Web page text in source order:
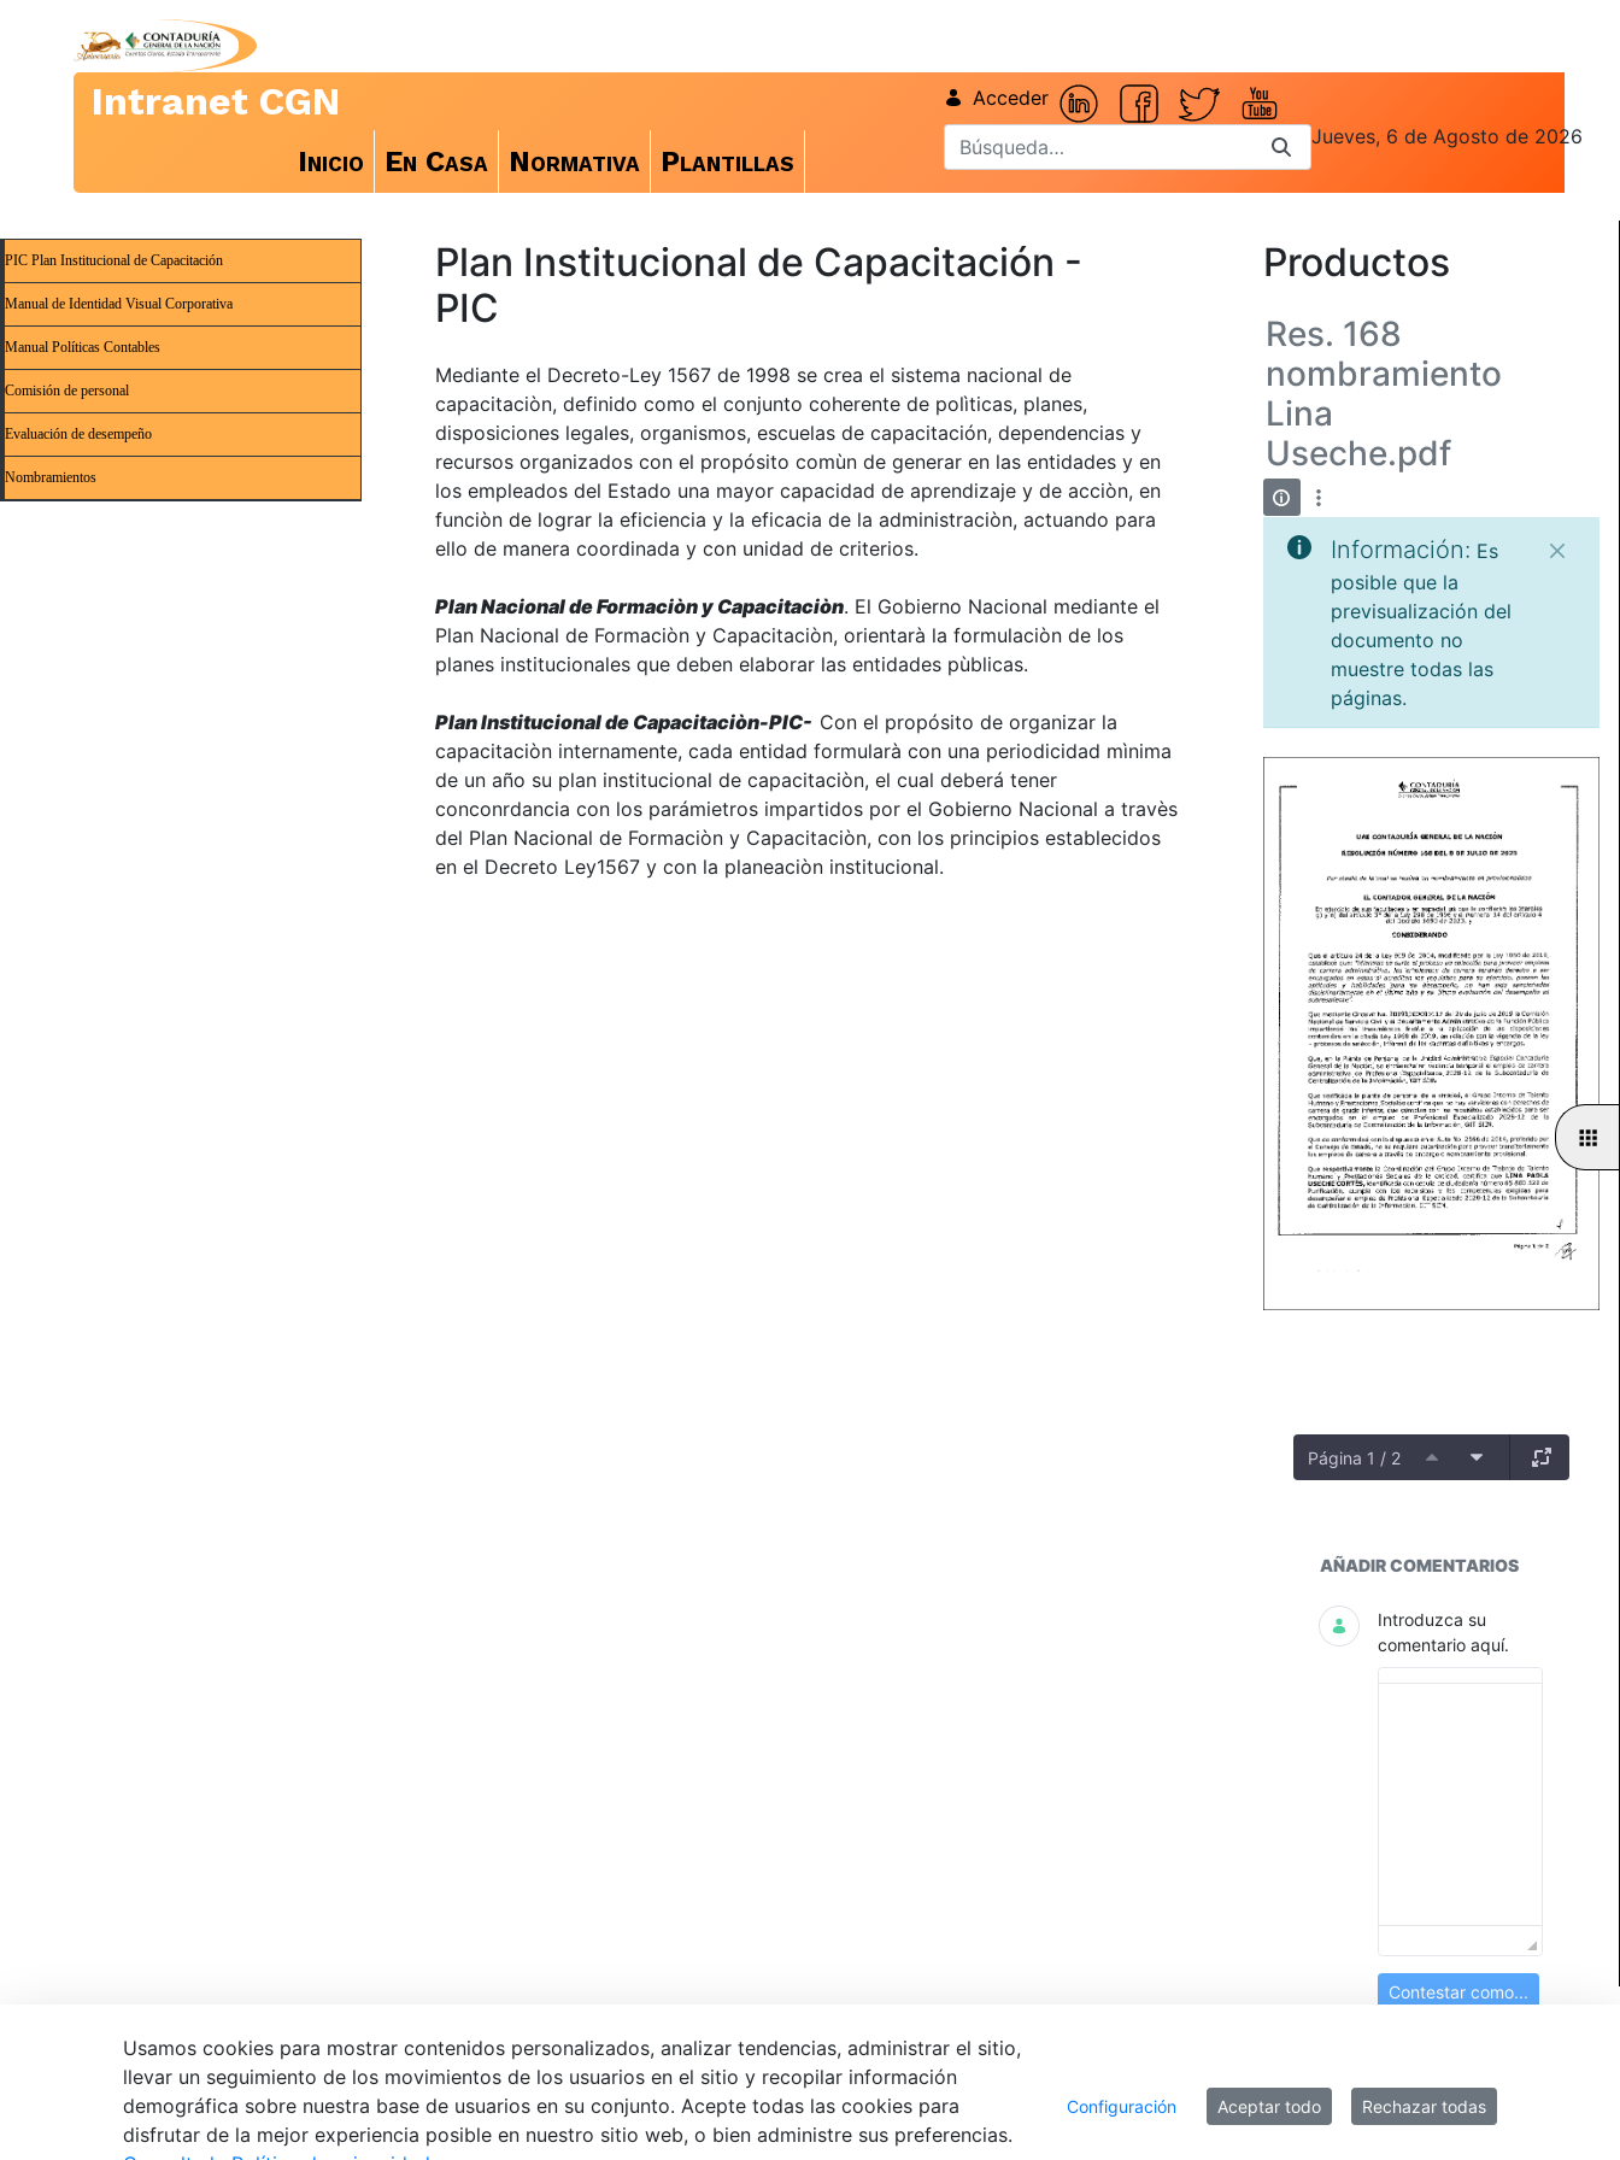
Intranet CGN
Inicio En Casa Normativa Plantillas
Acceder
Jueves, 6 de Agosto de 2026
PIC Plan Institucional de Capacitación
Manual de Identidad Visual Corporativa
Manual Políticas Contables
Comisión de personal
Evaluación de desempeño
Nombramientos
Plan Institucional de Capacitación -
PIC
Mediante el Decreto-Ley 1567 de 1998 se crea el sistema nacional de
capacitaciòn, definido como el conjunto coherente de polìticas, planes,
disposiciones legales, organismos, escuelas de capacitación, dependencias y
recursos organizados con el propósito comùn de generar en las entidades y en
los empleados del Estado una mayor capacidad de aprendizaje y de acciòn, en
funciòn de lograr la eficiencia y la eficacia de la administraciòn, actuando para
ello de manera coordinada y con unidad de criterios.
Plan Nacional de Formaciòn y Capacitaciòn. El Gobierno Nacional mediante el
Plan Nacional de Formaciòn y Capacitaciòn, orientarà la formulaciòn de los
planes institucionales que deben elaborar las entidades pùblicas.
Plan Institucional de Capacitaciòn-PIC- Con el propósito de organizar la
capacitaciòn internamente, cada entidad formularà con una periodicidad mìnima
de un año su plan institucional de capacitaciòn, el cual deberá tener
conconrdancia con los parámietros impartidos por el Gobierno Nacional a travès
del Plan Nacional de Formaciòn y Capacitaciòn, con los principios establecidos
en el Decreto Ley1567 y con la planeaciòn institucional.
Productos
Res. 168
nombramiento
Lina
Useche.pdf
Información: Es
posible que la
previsualización del
documento no
muestre todas las
páginas.
Página 1 / 2
Productos
AÑADIR COMENTARIOS
Introduzca su
comentario aquí.
Contestar como...
Usamos cookies para mostrar contenidos personalizados, analizar tendencias, administrar el sitio,
llevar un seguimiento de los movimientos de los usuarios en el sitio y recopilar información
demográfica sobre nuestra base de usuarios en su conjunto. Acepte todas las cookies para
disfrutar de la mejor experiencia posible en nuestro sitio web, o bien administre sus preferencias.
Configuración Aceptar todo Rechazar todas